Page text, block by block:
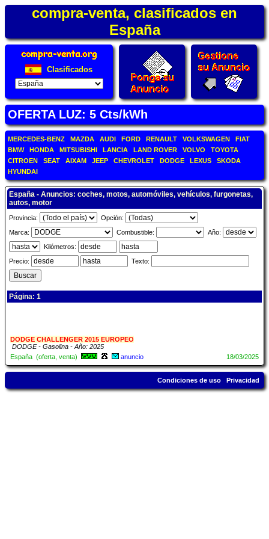
compra-venta, clasificados en
España
Clasificados
OFERTA LUZ: 5 Cts/kWh
MERCEDES-BENZ MAZDA AUDI FORD RENAULT VOLKSWAGEN
FIAT
BMW
HONDA MITSUBISHI LANCIA LAND ROVER VOLVO
TOYOTA
CITROEN
SEAT AIXAM JEEP CHEVROLET DODGE LEXUS
SKODA
HYUNDAI
España - Anuncios: coches, motos, automóviles, vehículos, furgonetas,
autos, motor
Provincia:
Opción:
Marca:
Combustible:
Año:
Kilómetros:
Precio:
Texto:
Página: 1
DODGE CHALLENGER 2015 EUROPEO
DODGE - Gasolina - Año: 2025
España (oferta, venta)
anuncio 18/03/2025
Condiciones de uso Privacidad